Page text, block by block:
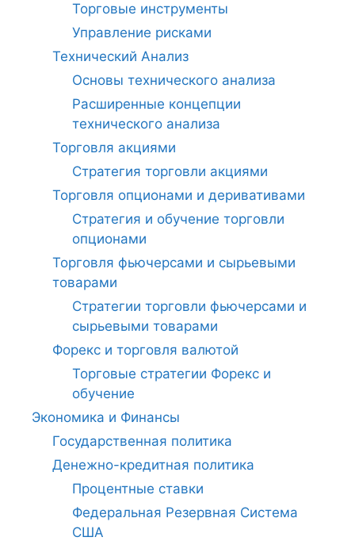
Торговые инструменты
Управление рисками
Технический Анализ
Основы технического анализа
Расширенные концепции
технического анализа
Торговля акциями
Стратегия торговли акциями
Торговля опционами и деривативами
Стратегия и обучение торговли
опционами
Торговля фьючерсами и сырьевыми
товарами
Стратегии торговли фьючерсами и
сырьевыми товарами
Форекс и торговля валютой
Торговые стратегии Форекс и
обучение
Экономика и Финансы
Государственная политика
Денежно-кредитная политика
Процентные ставки
Федеральная Резервная Система
США